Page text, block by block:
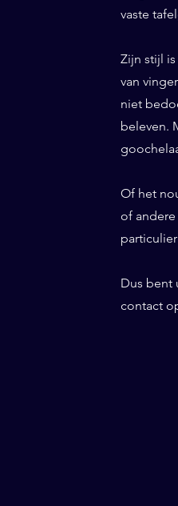
vaste
Zijn stijl
van
niet
beleven.
Of het
of
Dus bent
contact